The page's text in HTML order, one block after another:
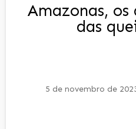
Amazonas, os
das
5 de novembro de